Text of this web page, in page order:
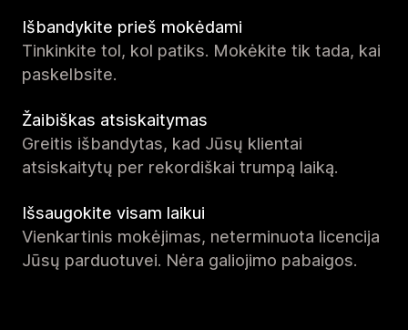
Išbandykite prieš mokėdami
Tinkinkite tol, kol patiks. Mokėkite tik tada, kai
paskelbsite.
Žaibiškas atsiskaitymas
Greitis išbandytas, kad Jūsų klientai
atsiskaitytų per rekordiškai trumpą laiką.
Išsaugokite visam laikui
Vienkartinis mokėjimas, neterminuota licencija
Jūsų parduotuvei. Nėra galiojimo pabaigos.